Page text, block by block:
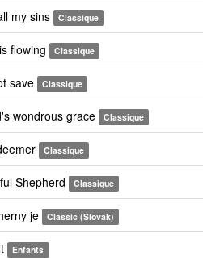
my sins Classique
flowing Classique
save Classique
wondrous grace Classique
Classique
Shepherd Classique
je Classic (Slovak)
Enfants